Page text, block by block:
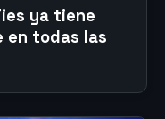
ya tiene
en todas las